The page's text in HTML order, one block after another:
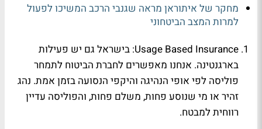
מחקר של איתוראן מראה שגנבי הרכב המשיכו לפעול
למרות המצב הביטחוני
Usage Based Insurance: בישראל גם יש פעילות
בארגנטינה. אנחנו מאפשרים לחברת הביטוח לתמחר
פוליסה לפי אופי הנהיגה והיקפי הנסועה בזמן אמת. נהג
זהיר או מי שנוסע פחות, משלם פחות, והפוליסה עדיין
רווחית למבטח.